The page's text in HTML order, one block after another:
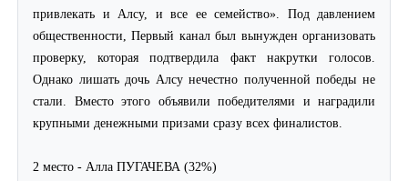
привлекать и Алсу, и все ее семейство». Под давлением
общественности, Первый канал был вынужден организовать
проверку, которая подтвердила факт накрутки голосов.
Однако лишать дочь Алсу нечестно полученной победы не
стали. Вместо этого объявили победителями и наградили
крупными денежными призами сразу всех финалистов.
2 место - Алла ПУГАЧЕВА (32%)